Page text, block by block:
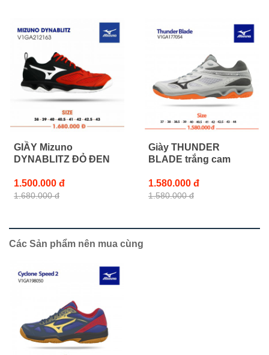
GIẦY Mizuno
DYNABLITZ ĐỎ ĐEN
1.500.000 đ
1.680.000 đ
Giày THUNDER
BLADE trắng cam
1.580.000 đ
1.580.000 đ
Các Sản phẩm nên mua cùng